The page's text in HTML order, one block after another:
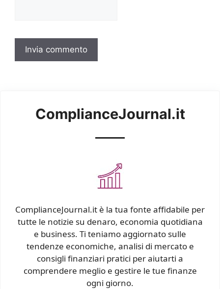
ComplianceJournal.it
ComplianceJournal.it è la tua fonte affidabile per
tutte le notizie su denaro, economia quotidiana
e business. Ti teniamo aggiornato sulle
tendenze economiche, analisi di mercato e
consigli finanziari pratici per aiutarti a
comprendere meglio e gestire le tue finanze
ogni giorno.